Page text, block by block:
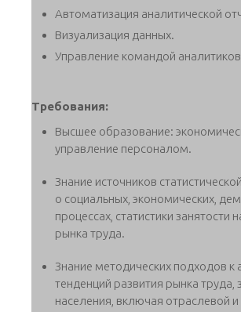
Автоматизация аналитической
Визуализация данных.
Управление командой
Требования:
Высшее образование:
управление персоналом.
Знание источников
о социальных, экономических,
процессах, статистики занятости
рынка труда.
Знание методических подходов к
тенденций развития рынка труда,
населения, включая отраслевой и